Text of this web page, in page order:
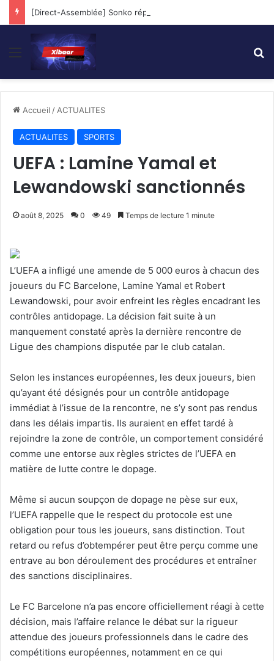
Menu
Accueil / ACTUALITES
ACTUALITES SPORTS
UEFA : Lamine Yamal et
Lewandowski sanctionnés
août 8, 2025 0 49 Temps de lecture 1 minute
L’UEFA a infligé une amende de 5 000 euros à chacun des
joueurs du FC Barcelone, Lamine Yamal et Robert
Lewandowski, pour avoir enfreint les règles encadrant les
contrôles antidopage. La décision fait suite à un
manquement constaté après la dernière rencontre de
Ligue des champions disputée par le club catalan.
Selon les instances européennes, les deux joueurs, bien
qu’ayant été désignés pour un contrôle antidopage
immédiat à l’issue de la rencontre, ne s’y sont pas rendus
dans les délais impartis. Ils auraient en effet tardé à
rejoindre la zone de contrôle, un comportement considéré
comme une entorse aux règles strictes de l’UEFA en
matière de lutte contre le dopage.
Même si aucun soupçon de dopage ne pèse sur eux,
l’UEFA rappelle que le respect du protocole est une
obligation pour tous les joueurs, sans distinction. Tout
retard ou refus d’obtempérer peut être perçu comme une
entrave au bon déroulement des procédures et entraîner
des sanctions disciplinaires.
Le FC Barcelone n’a pas encore officiellement réagi à cette
décision, mais l’affaire relance le débat sur la rigueur
attendue des joueurs professionnels dans le cadre des
compétitions européennes, notamment en ce qui